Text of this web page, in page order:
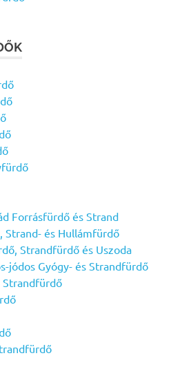
Forrásfürdő és Strand
Strand- és Hullámfürdő
Strandfürdő és Uszoda
jódos Gyógy- és Strandfürdő
Strandfürdő